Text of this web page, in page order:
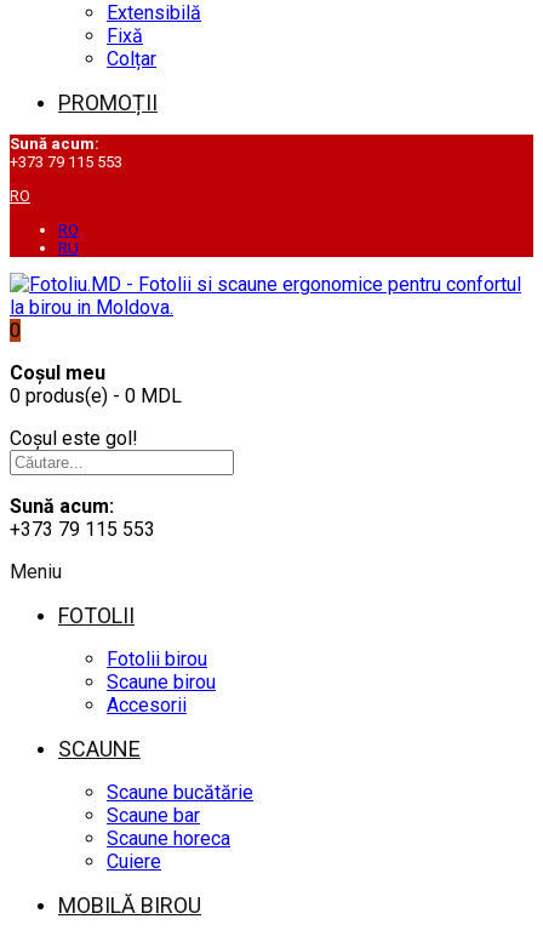
Extensibilă
Fixă
Colțar
PROMOȚII
Sună acum:
+373 79 115 553
RO
RO
RU
0
Coșul meu
0 produs(e) - 0 MDL
Coșul este gol!
Sună acum:
+373 79 115 553
Meniu
FOTOLII
Fotolii birou
Scaune birou
Accesorii
SCAUNE
Scaune bucătărie
Scaune bar
Scaune horeca
Cuiere
MOBILĂ BIROU